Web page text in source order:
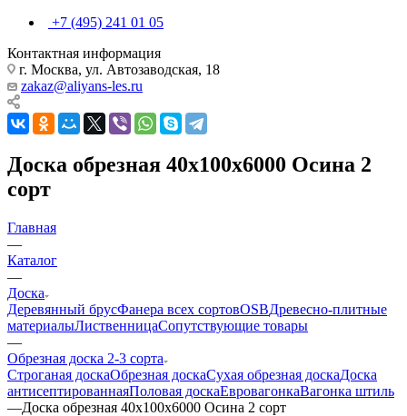
+7 (495) 241 01 05
Контактная информация
г. Москва, ул. Автозаводская, 18
zakaz@aliyans-les.ru
Доска обрезная 40х100х6000 Осина 2
сорт
Главная
—
Каталог
—
Доска
Деревянный брусФанера всех сортовOSBДревесно-плитные
материалыЛиственницаСопутствующие товары
—
Обрезная доска 2-3 сорта
Строганая доскаОбрезная доскаСухая обрезная доскаДоска
антисептированнаяПоловая доскаЕвровагонкаВагонка штиль
—Доска обрезная 40х100х6000 Осина 2 сорт